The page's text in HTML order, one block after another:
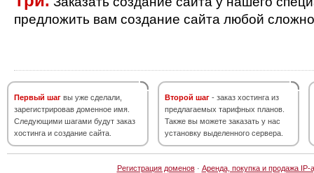
предложить вам создание сайта любой
Первый шаг вы уже сделали,
зарегистрировав доменное имя.
Следующими шагами будут заказ
хостинга и создание сайта.
Второй шаг - заказ хостинга из
предлагаемых тарифных планов.
Также вы можете заказать у нас
установку выделенного сервера.
Регистрация доменов· Аренда, покупка и продажа IP-